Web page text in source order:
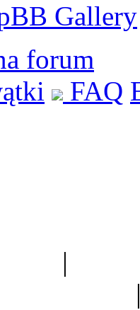
Gallery
forum
FAQ
|